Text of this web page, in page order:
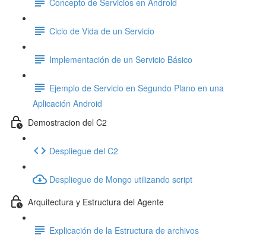
Ciclo de Vida de un Servicio
Implementación de un Servicio Básico
Ejemplo de Servicio en Segundo Plano en una
Aplicación Android
Demostracion del C2
Despliegue del C2
Despliegue de Mongo utilizando script
Arquitectura y Estructura del Agente
Explicación de la Estructura de archivos